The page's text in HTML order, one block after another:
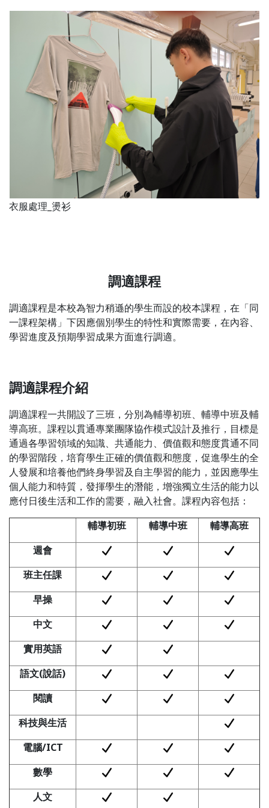
衣服處理_燙衫
調適課程
調適課程是本校為智力稍遜的學生而設的校本課程，在「同
一課程架構」下因應個別學生的特性和實際需要，在內容、
學習進度及預期學習成果方面進行調適。
調適課程介紹
調適課程一共開設了三班，分別為輔導初班、輔導中班及輔
導高班。課程以貫通專業團隊協作模式設計及推行，目標是
通過各學習領域的知識、共通能力、價值觀和態度貫通不同
的學習階段，培育學生正確的價值觀和態度，促進學生的全
人發展和培養他們終身學習及自主學習的能力，並因應學生
個人能力和特質，發揮學生的潛能，增強獨立生活的能力以
應付日後生活和工作的需要，融入社會。課程內容包括：
輔導初班
輔導中班
輔導高班
週會
班主任課
早操
中文
實用英語
語文(說話)
閱讀
科技與生活
電腦/ICT
數學
人文